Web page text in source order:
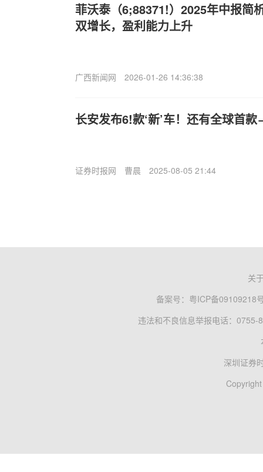
菲沃泰（6;88371!）2025年中报简
双增长，盈利能力上升
广西新闻网 2026-01-26 14:36:38
长安发布6!款‘新’车！还有全球首
证券时报网 曹晨 2025-08-05 21:44
关
备案号： 粤ICP备09109218
违法和不良信息举报电话：0755-
深圳证券